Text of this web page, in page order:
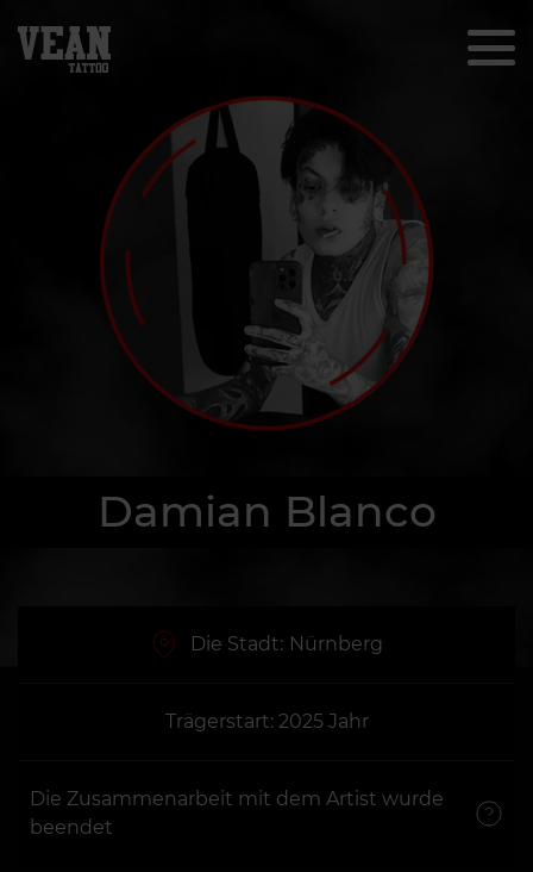
Damian Blanco
Die Stadt: Nürnberg
Trägerstart: 2025 Jahr
Die Zusammenarbeit mit dem Artist wurde
beendet